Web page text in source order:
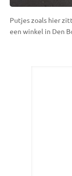
Putjes zoals hier
een winkel in Den